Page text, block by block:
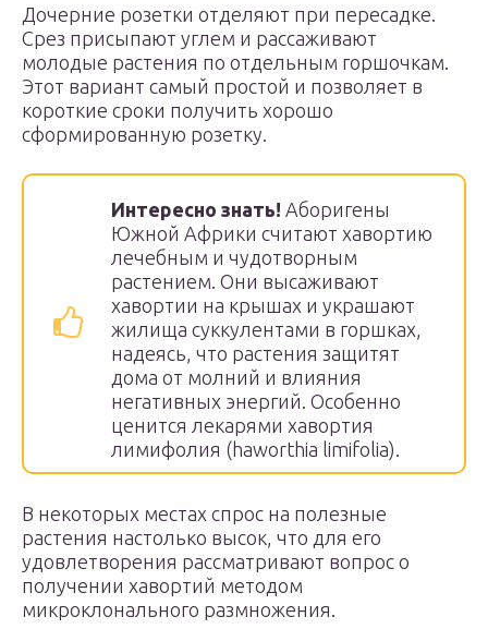
Дочерние розетки отделяют при пересадке.
Срез присыпают углем и рассаживают
молодые растения по отдельным горшочкам.
Этот вариант самый простой и позволяет в
короткие сроки получить хорошо
сформированную розетку.
Интересно знать! Аборигены
Южной Африки считают хавортию
лечебным и чудотворным
растением. Они высаживают
хавортии на крышах и украшают
жилища суккулентами в горшках,
надеясь, что растения защитят
дома от молний и влияния
негативных энергий. Особенно
ценится лекарями хавортия
лимифолия (haworthia limifolia).
В некоторых местах спрос на полезные
растения настолько высок, что для его
удовлетворения рассматривают вопрос о
получении хавортий методом
микроклонального размножения.